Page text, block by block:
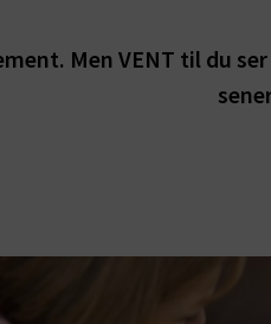
Men VENT til du